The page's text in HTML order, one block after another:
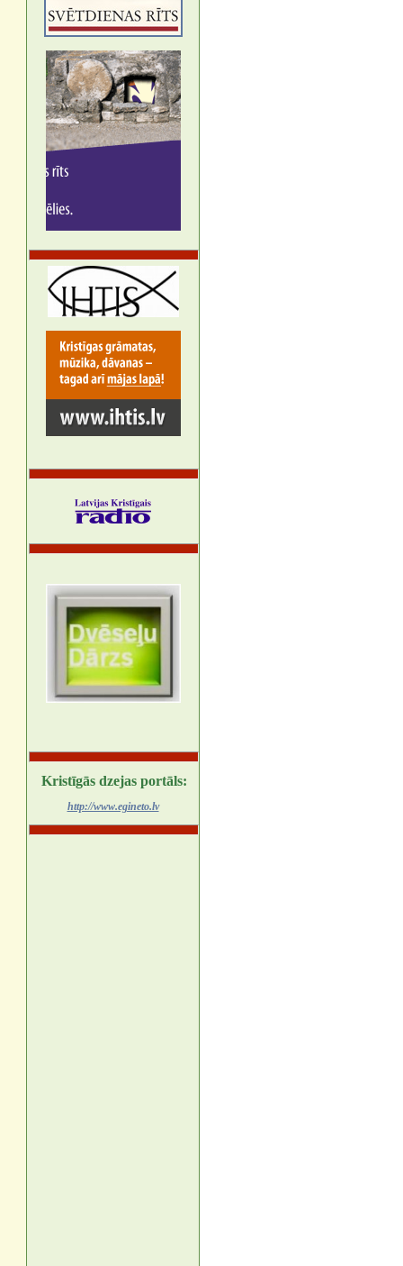
Kristīgās dzejas portāls:
http://www.egineto.lv